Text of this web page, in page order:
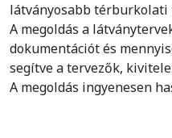
látványosabb
A megoldás a
dokumentációt és
segítve a tervezők,
A megoldás ingyenesen